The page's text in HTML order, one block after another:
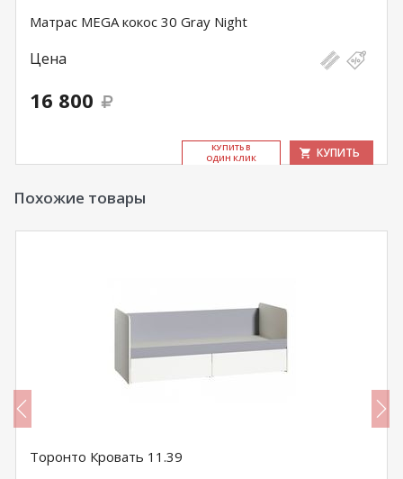
Матрас MEGA кокос 30 Gray Night
Цена
16 800
КУ­ПИТЬ В
ОДИН КЛИК
КУПИТЬ
Похожие товары
Торонто Кровать 11.39